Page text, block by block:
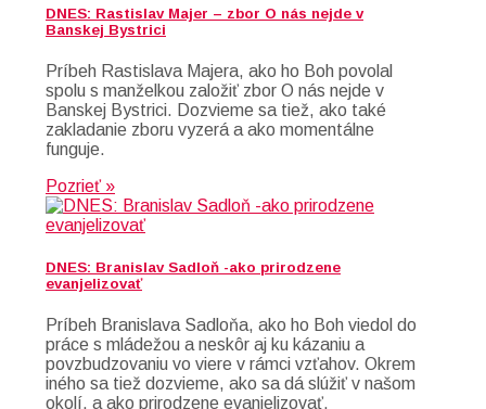
DNES: Rastislav Majer – zbor O nás nejde v
Banskej Bystrici
Príbeh Rastislava Majera, ako ho Boh povolal
spolu s manželkou založiť zbor O nás nejde v
Banskej Bystrici. Dozvieme sa tiež, ako také
zakladanie zboru vyzerá a ako momentálne
funguje.
Pozrieť »
DNES: Branislav Sadloň -ako prirodzene
evanjelizovať
Príbeh Branislava Sadloňa, ako ho Boh viedol do
práce s mládežou a neskôr aj ku kázaniu a
povzbudzovaniu vo viere v rámci vzťahov. Okrem
iného sa tiež dozvieme, ako sa dá slúžiť v našom
okolí, a ako prirodzene evanjelizovať.